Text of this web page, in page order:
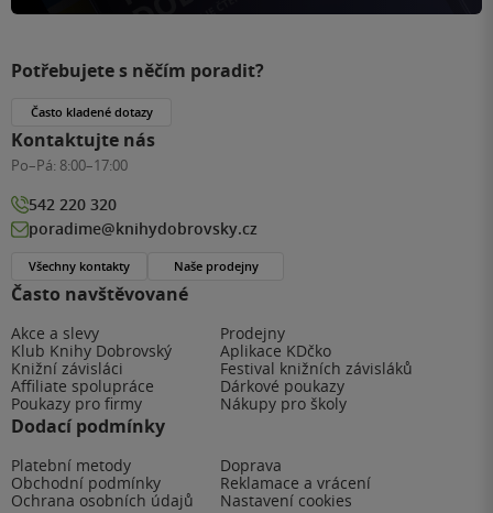
Často navštěvované
Akce a slevy
Prodejny
Klub Knihy Dobrovský
Aplikace KDčko
Knižní závisláci
Festival knižních závisláků
Affiliate spolupráce
Dárkové poukazy
Poukazy pro firmy
Nákupy pro školy
Dodací podmínky
Platební metody
Doprava
Obchodní podmínky
Reklamace a vrácení
Ochrana osobních údajů
Nastavení cookies
Potřebujete s něčím poradit?
Často kladené dotazy
Kontaktujte nás
Po–Pá: 8:00–17:00
542 220 320
poradime@knihydobrovsky.cz
Všechny kontakty Naše prodejny